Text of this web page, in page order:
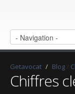
Getavocat / Blog /
Chiffres